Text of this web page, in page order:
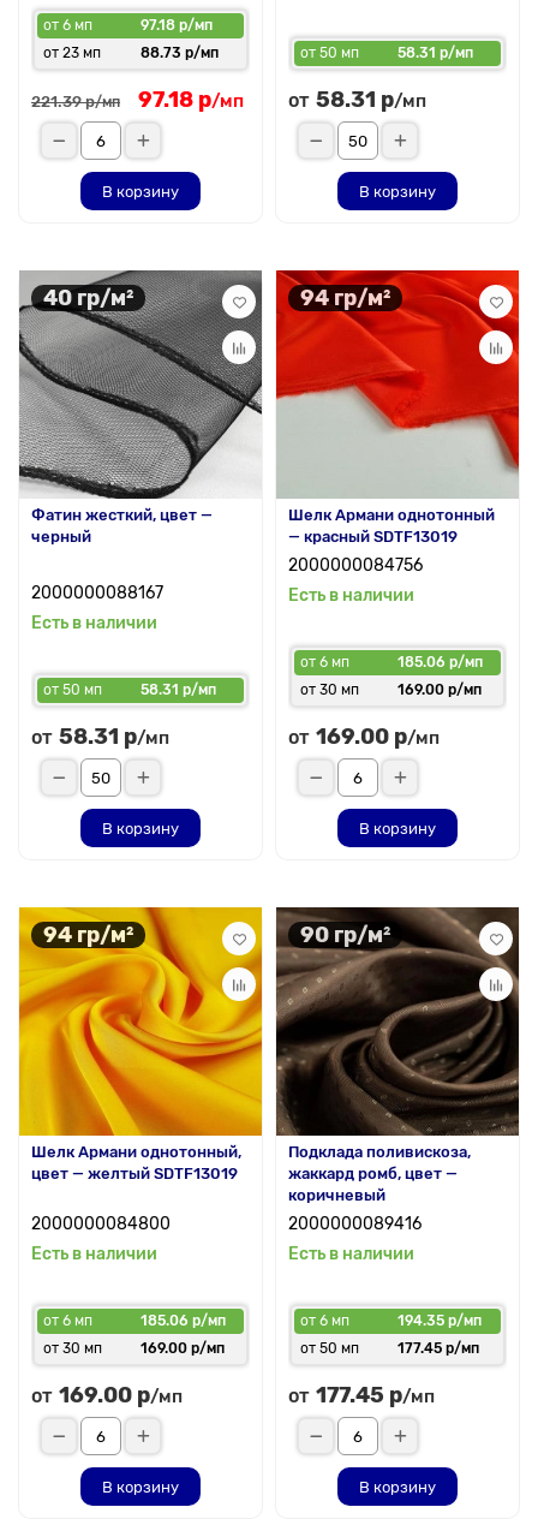
от 6 мп
97.18 р/мп
от 23 мп
88.73 р/мп
221.39 р/мп 97.18 р/мп
В корзину
от 50 мп 58.31 р/мп
от 58.31 р/мп
В корзину
40 гр/м²
Фатин жесткий, цвет —
черный
2000000088167
Есть в наличии
от 50 мп 58.31 р/мп
от 58.31 р/мп
В корзину
94 гр/м²
Шелк Армани однотонный
— красный SDTF13019
2000000084756
Есть в наличии
от 6 мп
185.06 р/мп
от 30 мп
169.00 р/мп
от 169.00 р/мп
В корзину
94 гр/м²
Шелк Армани однотонный,
цвет — желтый SDTF13019
2000000084800
Есть в наличии
от 6 мп
185.06 р/мп
от 30 мп
169.00 р/мп
от 169.00 р/мп
В корзину
90 гр/м²
Подклада поливискоза,
жаккард ромб, цвет —
коричневый
2000000089416
Есть в наличии
от 6 мп
194.35 р/мп
от 50 мп
177.45 р/мп
от 177.45 р/мп
В корзину